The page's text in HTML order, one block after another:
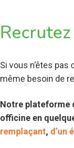
Si vous n’êtes
même besoin de
Notre plateforme
officine en
remplaçant, d’un